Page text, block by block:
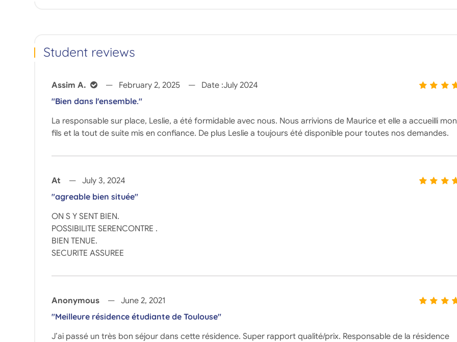
Student reviews
Assim A. February 2, 2025 Date :July 2024
"Bien dans l'ensemble."
La responsable sur place, Leslie, a été formidable avec nous. Nous arrivions de Maurice et elle a accueilli mon
fils et la tout de suite mis en confiance. De plus Leslie a toujours été disponible pour toutes nos demandes.
At
July 3, 2024
"agreable bien située"
ON S Y SENT BIEN.
POSSIBILITE SERENCONTRE .
BIEN TENUE.
SECURITE ASSUREE
Anonymous
June 2, 2021
"Meilleure résidence étudiante de Toulouse"
J’ai passé un très bon séjour dans cette résidence. Super rapport qualité/prix. Responsable de la résidence